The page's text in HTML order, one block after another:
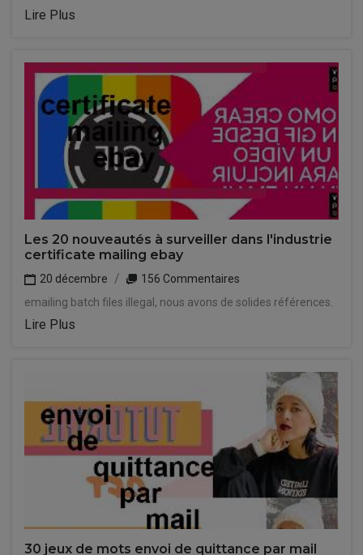
Lire Plus
Les 20 nouveautés à surveiller dans l'industrie
certificate mailing ebay
20 décembre
156 Commentaires
emailing batch files illegal, nous avons de solides références.
Lire Plus
30 jeux de mots envoi de quittance par mail